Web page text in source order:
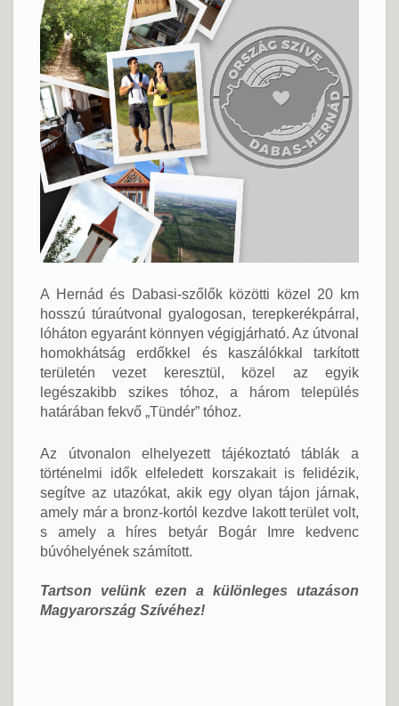
A Hernád és Dabasi-szőlők közötti közel 20 km
hosszú túraútvonal gyalogosan, terepkerékpárral,
lóháton egyaránt könnyen végigjárható. Az útvonal
homokhátság erdőkkel és kaszálókkal tarkított
területén vezet keresztül, közel az egyik
legészakibb szikes tóhoz, a három település
határában fekvő „Tündér” tóhoz.
Az útvonalon elhelyezett tájékoztató táblák a
történelmi idők elfeledett korszakait is felidézik,
segítve az utazókat, akik egy olyan tájon járnak,
amely már a bronz-kortól kezdve lakott terület volt,
s amely a híres betyár Bogár Imre kedvenc
búvóhelyének számított.
Tartson velünk ezen a különleges utazáson
Magyarország Szívéhez!